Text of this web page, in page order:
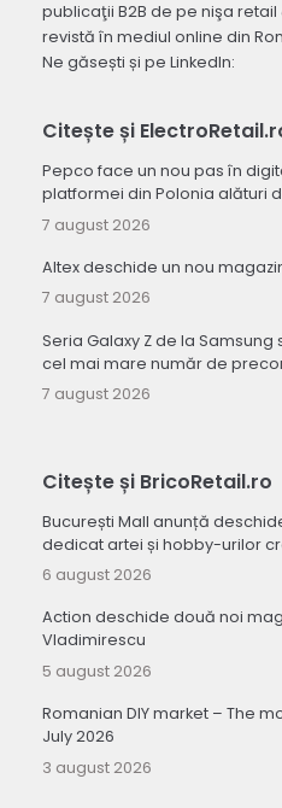
publicaţii B2B de pe nişa retail
revistă în mediul online din
Ne găsești și pe LinkedIn:
Citește și
Pepco face un nou pas în
platformei din Polonia alături
7 august 2026
Altex deschide un nou
7 august 2026
Seria Galaxy Z de la
cel mai mare număr de
7 august 2026
Citește și BricoRetail.ro
București Mall anunță
dedicat artei și hobby-urilor
6 august 2026
Action deschide două noi
Vladimirescu
5 august 2026
Romanian DIY market – The
July 2026
3 august 2026